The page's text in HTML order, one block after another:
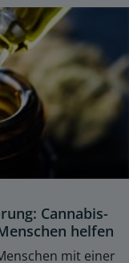
Cannabis-
helfen
mit einer